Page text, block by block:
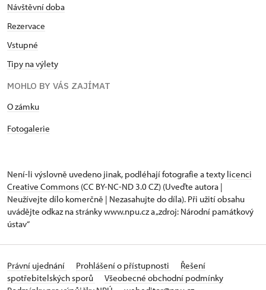
Návštěvní doba
Rezervace
Vstupné
Tipy na výlety
MOHLO BY VÁS ZAJÍMAT
O zámku
Fotogalerie
Není-li výslovně uvedeno jinak, podléhají fotografie a texty licenci
Creative Commons (CC BY-NC-ND 3.0 CZ) (Uveďte autora |
Neužívejte dílo komerčně | Nezasahujte do díla). Při užití obsahu
uvádějte odkaz na stránky www.npu.cz a „zdroj: Národní památkový
ústav“
Právní ujednání Prohlášení o přístupnosti
Řešení
spotřebitelských sporů
Všeobecné obchodní podmínky